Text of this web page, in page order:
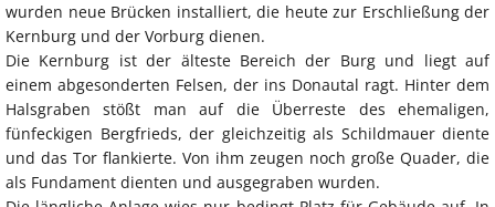
wurden neue Brücken installiert, die heute zur Erschließung der
Kernburg und der Vorburg dienen.
Die Kernburg ist der älteste Bereich der Burg und liegt auf
einem abgesonderten Felsen, der ins Donautal ragt. Hinter dem
Halsgraben stößt man auf die Überreste des ehemaligen,
fünfeckigen Bergfrieds, der gleichzeitig als Schildmauer diente
und das Tor flankierte. Von ihm zeugen noch große Quader, die
als Fundament dienten und ausgegraben wurden.